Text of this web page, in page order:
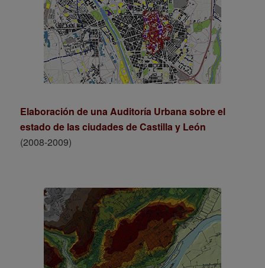
Elaboración de una Auditoría Urbana sobre el
estado de las ciudades de Castilla y León
(2008-2009)